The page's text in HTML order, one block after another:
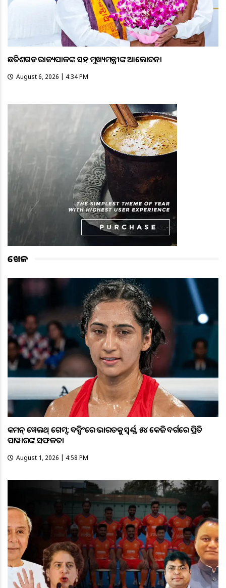
ଛତିଶଗଡ ରାଜ୍ୟପାଳଙ୍କ ସହ ମୁଖ୍ୟମନ୍ତ୍ରୀଙ୍କ ଆଲୋଚନା
August 6, 2026 | 4:34 PM
ଖେଳ
କମନ୍ ୱେଲଥ୍ ଗେମ୍ସ: ବକ୍ସିଂରେ ଭାରତକୁ ସ୍ବର୍ଣ୍ଣ, ୫୪ କେଜି ବର୍ଗରେ ପ୍ରିତି
ପାୱାରଙ୍କ ସଫଳତା
August 1, 2026 | 4:58 PM